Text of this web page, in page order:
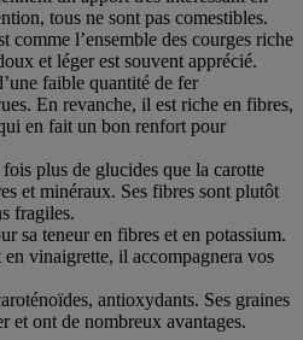
tous ne sont pas comestibles.
comme l’ensemble des courges riche
et léger est souvent apprécié.
faible quantité de fer
En revanche, il est riche en fibres,
en fait un bon renfort pour
plus de glucides que la carotte
et minéraux. Ses fibres sont plutôt
fragiles.
sa teneur en fibres et en potassium.
en vinaigrette, il accompagnera vos
antioxydants. Ses graines
et ont de nombreux avantages.